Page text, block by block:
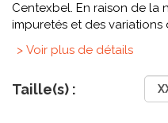
Centexbel. En raison de la
impuretés et des
> Voir plus de détails
Taille(s) :